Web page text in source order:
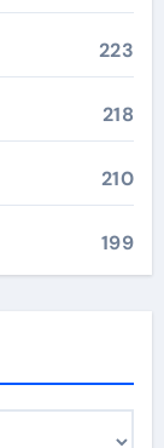
223
218
210
199